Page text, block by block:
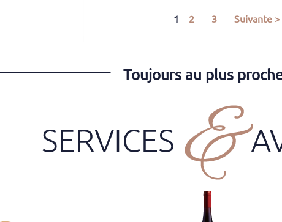
1 2 3 Suivante >
Toujours au plus